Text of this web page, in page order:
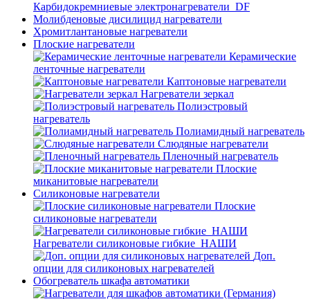
Карбидокремниевые электронагреватели_DF
Молибденовые дисилицид нагреватели
Хромитлантановые нагреватели
Плоские нагреватели
Керамические
ленточные нагреватели
Каптоновые нагреватели
Нагреватели зеркал
Полиэстровый
нагреватель
Полиамидный нагреватель
Слюдяные нагреватели
Пленочный нагреватель
Плоские
миканитовые нагреватели
Силиконовые нагреватели
Плоские
силиконовые нагреватели
Нагреватели силиконовые гибкие_НАШИ
Доп.
опции для силиконовых нагревателей
Обогреватель шкафа автоматики